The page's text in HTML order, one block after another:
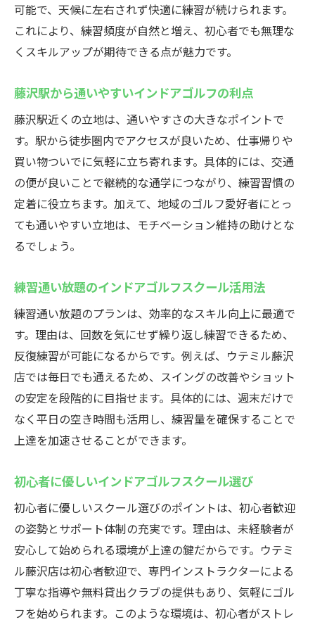
24時間営業で自分のペースで練習できる
手ぶらで通える無料貸出クラブの便利さ
ン
藤沢駅のインドアゴルフでスキルアップ
地域最安値の料金で始めやすいゴルフ体験
24時間営業の藤沢駅インドアゴルフ練習場ウテ
ミル
夜遅くも安心のインドアゴルフスクール活
用術
藤沢駅すぐで練習通い放題のメリット
インドアゴルフスクールで効率的に上達す
忙しい方に嬉しい24時間営業の魅力
シミュレーションゴルフで楽しく練習
インドアゴルフスクールで健康習慣を
藤沢駅で通い放題！インドアゴルフの魅力
月額制で通いやすいインドアゴルフスクー
ル
藤沢駅近くのインドアゴルフで継続練習
初心者も安心のサポート体制が充実
24時間利用できるから忙しくても安心
健康維持に役立つインドアゴルフの習慣
藤沢駅の手ぶらで行けるインドアゴルフ体験
無料貸出クラブで手軽に始めるゴルフ体験
可能で、天候に左右されず快適に練習が続けられます。
これにより、練習頻度が自然と増え、初心者でも無理な
くスキルアップが期待できる点が魅力です。
藤沢駅から通いやすいインドアゴルフの利点
藤沢駅近くの立地は、通いやすさの大きなポイントで
す。駅から徒歩圏内でアクセスが良いため、仕事帰りや
買い物ついでに気軽に立ち寄れます。具体的には、交通
の便が良いことで継続的な通学につながり、練習習慣の
定着に役立ちます。加えて、地域のゴルフ愛好者にとっ
ても通いやすい立地は、モチベーション維持の助けとな
るでしょう。
練習通い放題のインドアゴルフスクール活用法
練習通い放題のプランは、効率的なスキル向上に最適で
す。理由は、回数を気にせず繰り返し練習できるため、
反復練習が可能になるからです。例えば、ウテミル藤沢
店では毎日でも通えるため、スイングの改善やショット
の安定を段階的に目指せます。具体的には、週末だけで
なく平日の空き時間も活用し、練習量を確保することで
上達を加速させることができます。
初心者に優しいインドアゴルフスクール選び
初心者に優しいスクール選びのポイントは、初心者歓迎
の姿勢とサポート体制の充実です。理由は、未経験者が
安心して始められる環境が上達の鍵だからです。ウテミ
ル藤沢店は初心者歓迎で、専門インストラクターによる
丁寧な指導や無料貸出クラブの提供もあり、気軽にゴル
フを始められます。このような環境は、初心者がストレ